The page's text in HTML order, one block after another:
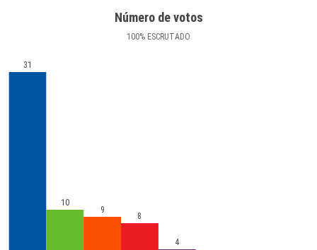
Número de votos
100% ESCRUTADO
31
10
9
8
4